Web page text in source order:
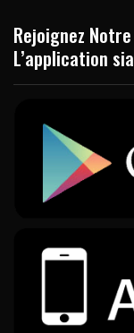
Rejoignez
L’application